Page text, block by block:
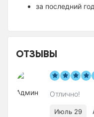
за последний
ОТЗЫВЫ
Отлично!
Июль 29